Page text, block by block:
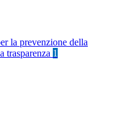
la prevenzione della
trasparenza 1